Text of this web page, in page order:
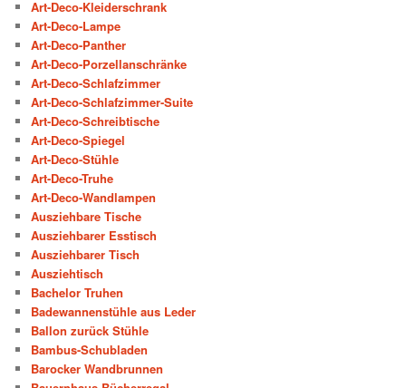
Art-Deco-Kleiderschrank
Art-Deco-Lampe
Art-Deco-Panther
Art-Deco-Porzellanschränke
Art-Deco-Schlafzimmer
Art-Deco-Schlafzimmer-Suite
Art-Deco-Schreibtische
Art-Deco-Spiegel
Art-Deco-Stühle
Art-Deco-Truhe
Art-Deco-Wandlampen
Ausziehbare Tische
Ausziehbarer Esstisch
Ausziehbarer Tisch
Ausziehtisch
Bachelor Truhen
Badewannenstühle aus Leder
Ballon zurück Stühle
Bambus-Schubladen
Barocker Wandbrunnen